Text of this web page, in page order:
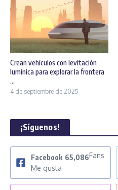
Crean vehículos con levitación
lumínica para explorar la frontera
...
4 de septiembre de 2025
¡Síguenos!
Facebook 65,086Fans
Me gusta